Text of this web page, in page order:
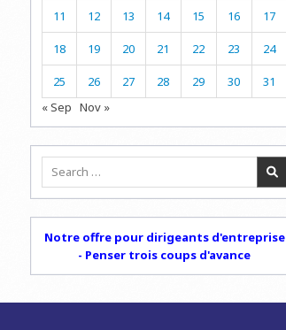
11 12 13 14 15 16 17
18 19 20 21 22 23 24
25 26 27 28 29 30
31
« Sep Nov »
Search
Notre offre pour dirigeants d'entreprise
- Penser trois coups d'avance